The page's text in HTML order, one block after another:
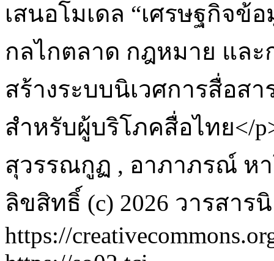
เสนอโมเดล “เศรษฐกิจ
กลไกตลาด กฎหมาย แล
สร้างระบบนิเวศการสื่อส
สำหรับผู้บริโภคสื่อไทย</
สุวรรณกูฏ , อาภาภรณ์ ห
ลิขสิทธิ์ (c) 2026 วารสาร
https://